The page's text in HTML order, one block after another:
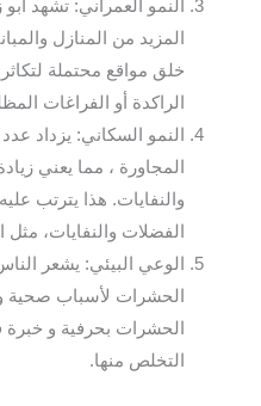
النمو العمراني: تشهد
المزيد من المنازل
خلق مواقع محتملة
الراكدة أو الفراغات
النمو السكاني: يزداد
المجاورة ، مما يعني
والنفايات. هذا يترتب
الفضلات والنفايات،
الوعي البيئي: يشعر
الحشرات لأسباب صحية
الحشرات بحرفية و
التخلص منها.